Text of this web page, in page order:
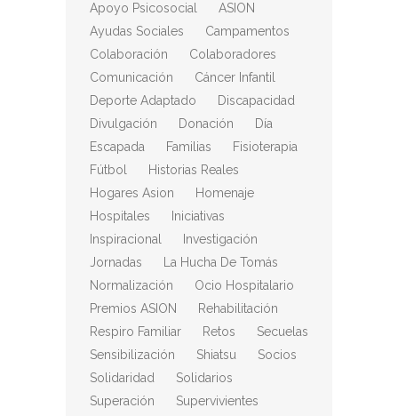
Apoyo Psicosocial
ASION
Ayudas Sociales
Campamentos
Colaboración
Colaboradores
Comunicación
Cáncer Infantil
Deporte Adaptado
Discapacidad
Divulgación
Donación
Día
Escapada
Familias
Fisioterapia
Fútbol
Historias Reales
Hogares Asion
Homenaje
Hospitales
Iniciativas
Inspiracional
Investigación
Jornadas
La Hucha De Tomás
Normalización
Ocio Hospitalario
Premios ASION
Rehabilitación
Respiro Familiar
Retos
Secuelas
Sensibilización
Shiatsu
Socios
Solidaridad
Solidarios
Superación
Supervivientes